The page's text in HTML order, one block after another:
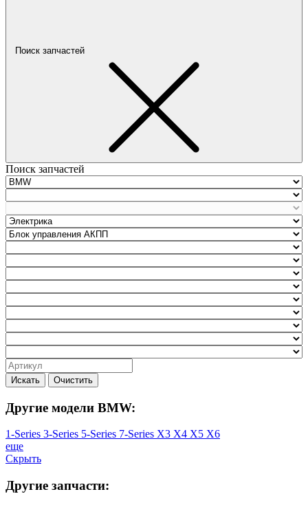
Поиск запчастей
Поиск запчастей
Искать Очистить
Другие модели BMW:
1-Series 3-Series 5-Series 7-Series X3 X4 X5 X6
еще
Скрыть
Другие запчасти: